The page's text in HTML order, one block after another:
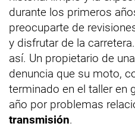
durante los primeros
preocuparte de
y disfrutar de la
así. Un propietario de una
denuncia que su moto,
terminado en el taller en
año por problemas
transmisión.